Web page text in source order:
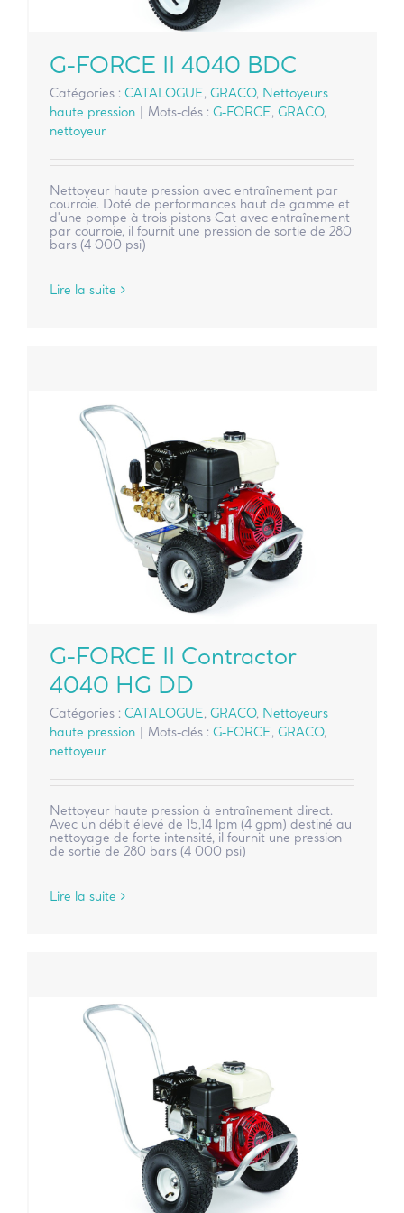
G-FORCE II 4040 BDC
Catégories : CATALOGUE, GRACO, Nettoyeurs
haute pression
Mots-clés : G-FORCE, GRACO,
nettoyeur
Nettoyeur haute pression avec entraînement par
courroie. Doté de performances haut de gamme et
d'une pompe à trois pistons Cat avec entraînement
par courroie, il fournit une pression de sortie de 280
bars (4 000 psi)
Lire la suite
G-FORCE II Contractor
4040 HG DD
Catégories : CATALOGUE, GRACO, Nettoyeurs
haute pression | Mots-clés : G-FORCE, GRACO,
nettoyeur
Nettoyeur haute pression à entraînement direct.
Avec un débit élevé de 15,14 lpm (4 gpm) destiné au
nettoyage de forte intensité, il fournit une pression
de sortie de 280 bars (4 000 psi)
Lire la suite